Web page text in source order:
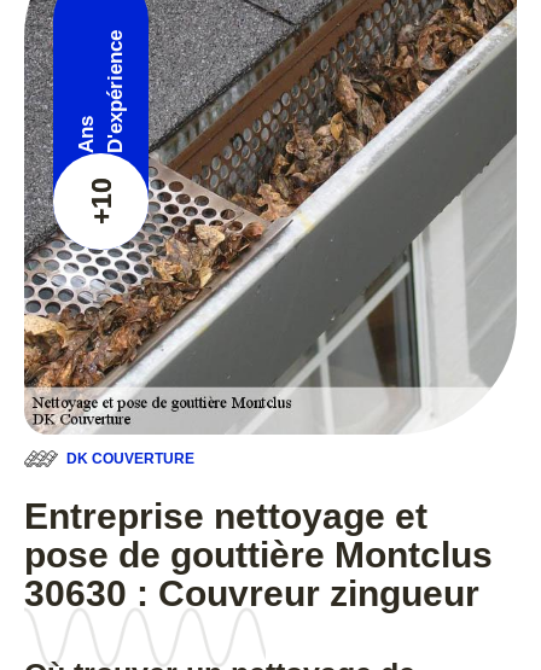
+10
Ans D'expérience
DK COUVERTURE
Entreprise nettoyage et
pose de gouttière Montclus
30630 : Couvreur zingueur